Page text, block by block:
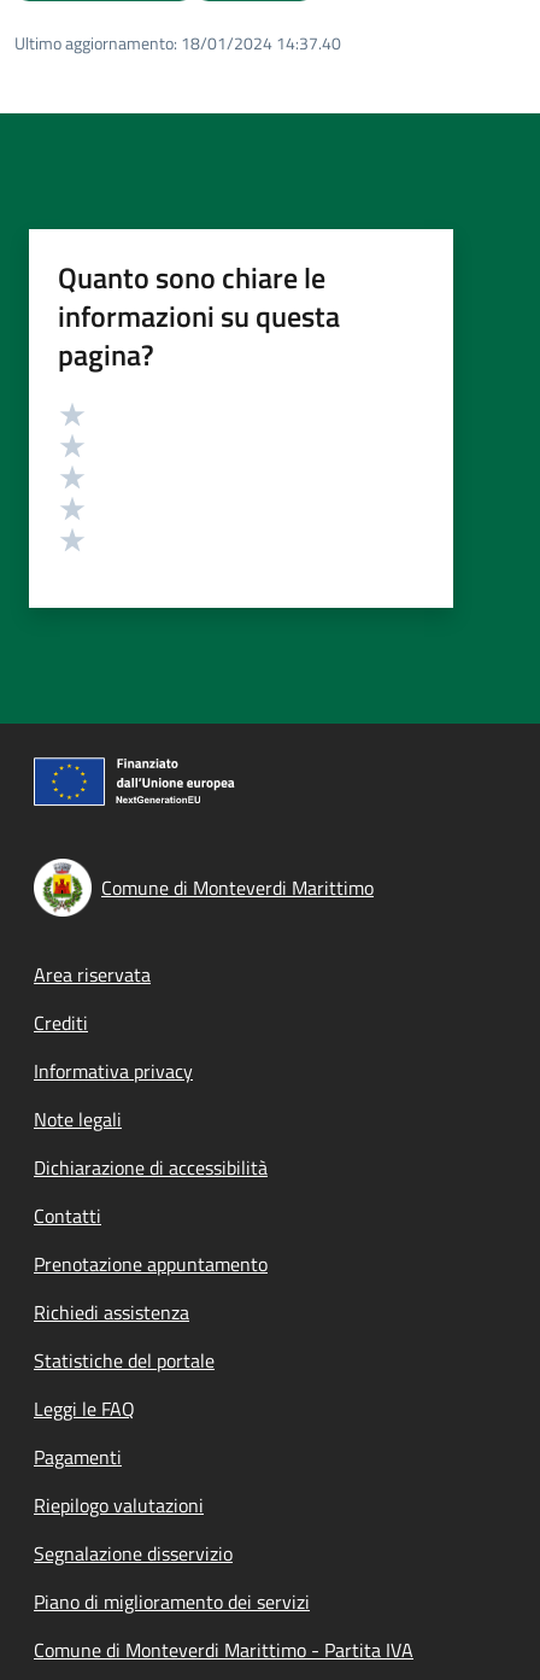
Ultimo aggiornamento: 18/01/2024 14:37.40
Quanto sono chiare le
informazioni su questa
pagina?
Valutazione
Comune di Monteverdi Marittimo
Footer menu
Area riservata
Crediti
Informativa privacy
Note legali
Dichiarazione di accessibilità
Contatti
Prenotazione appuntamento
Richiedi assistenza
Statistiche del portale
Leggi le FAQ
Pagamenti
Riepilogo valutazioni
Segnalazione disservizio
Piano di miglioramento dei servizi
Comune di Monteverdi Marittimo - Partita IVA